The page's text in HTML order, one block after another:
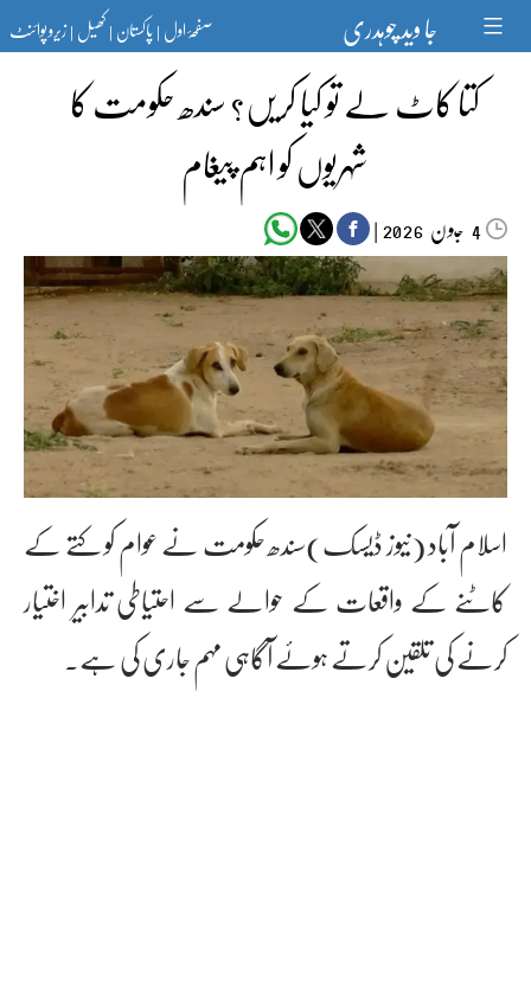
content جا وید چوہدری صفحۂ اول|پاکستان|کھیل|زیرو پوائنٹ
کتا کاٹ لے تو کیا کریں؟ سندھ حکومت کا
شہریوں کو اہم پیغام
4جون‬‮ |
اسلام آباد (نیوز ڈیسک)سندھ حکومت نے عوام کو کتے کے
کاٹنے کے واقعات کے حوالے سے احتیاطی تدابیر اختیار
کرنے کی تلقین کرتے ہوئے آگاہی مہم جاری کی ہے۔